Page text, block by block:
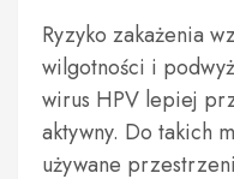
Ryzyko zakażenia
wilgotności i
wirus HPV lepiej
aktywny. Do takich
używane